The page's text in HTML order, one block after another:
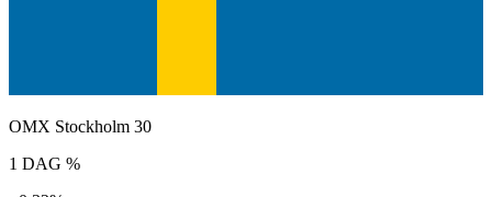
OMX Stockholm 30
1 DAG %